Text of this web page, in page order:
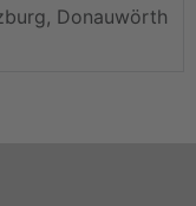
Donauwörth